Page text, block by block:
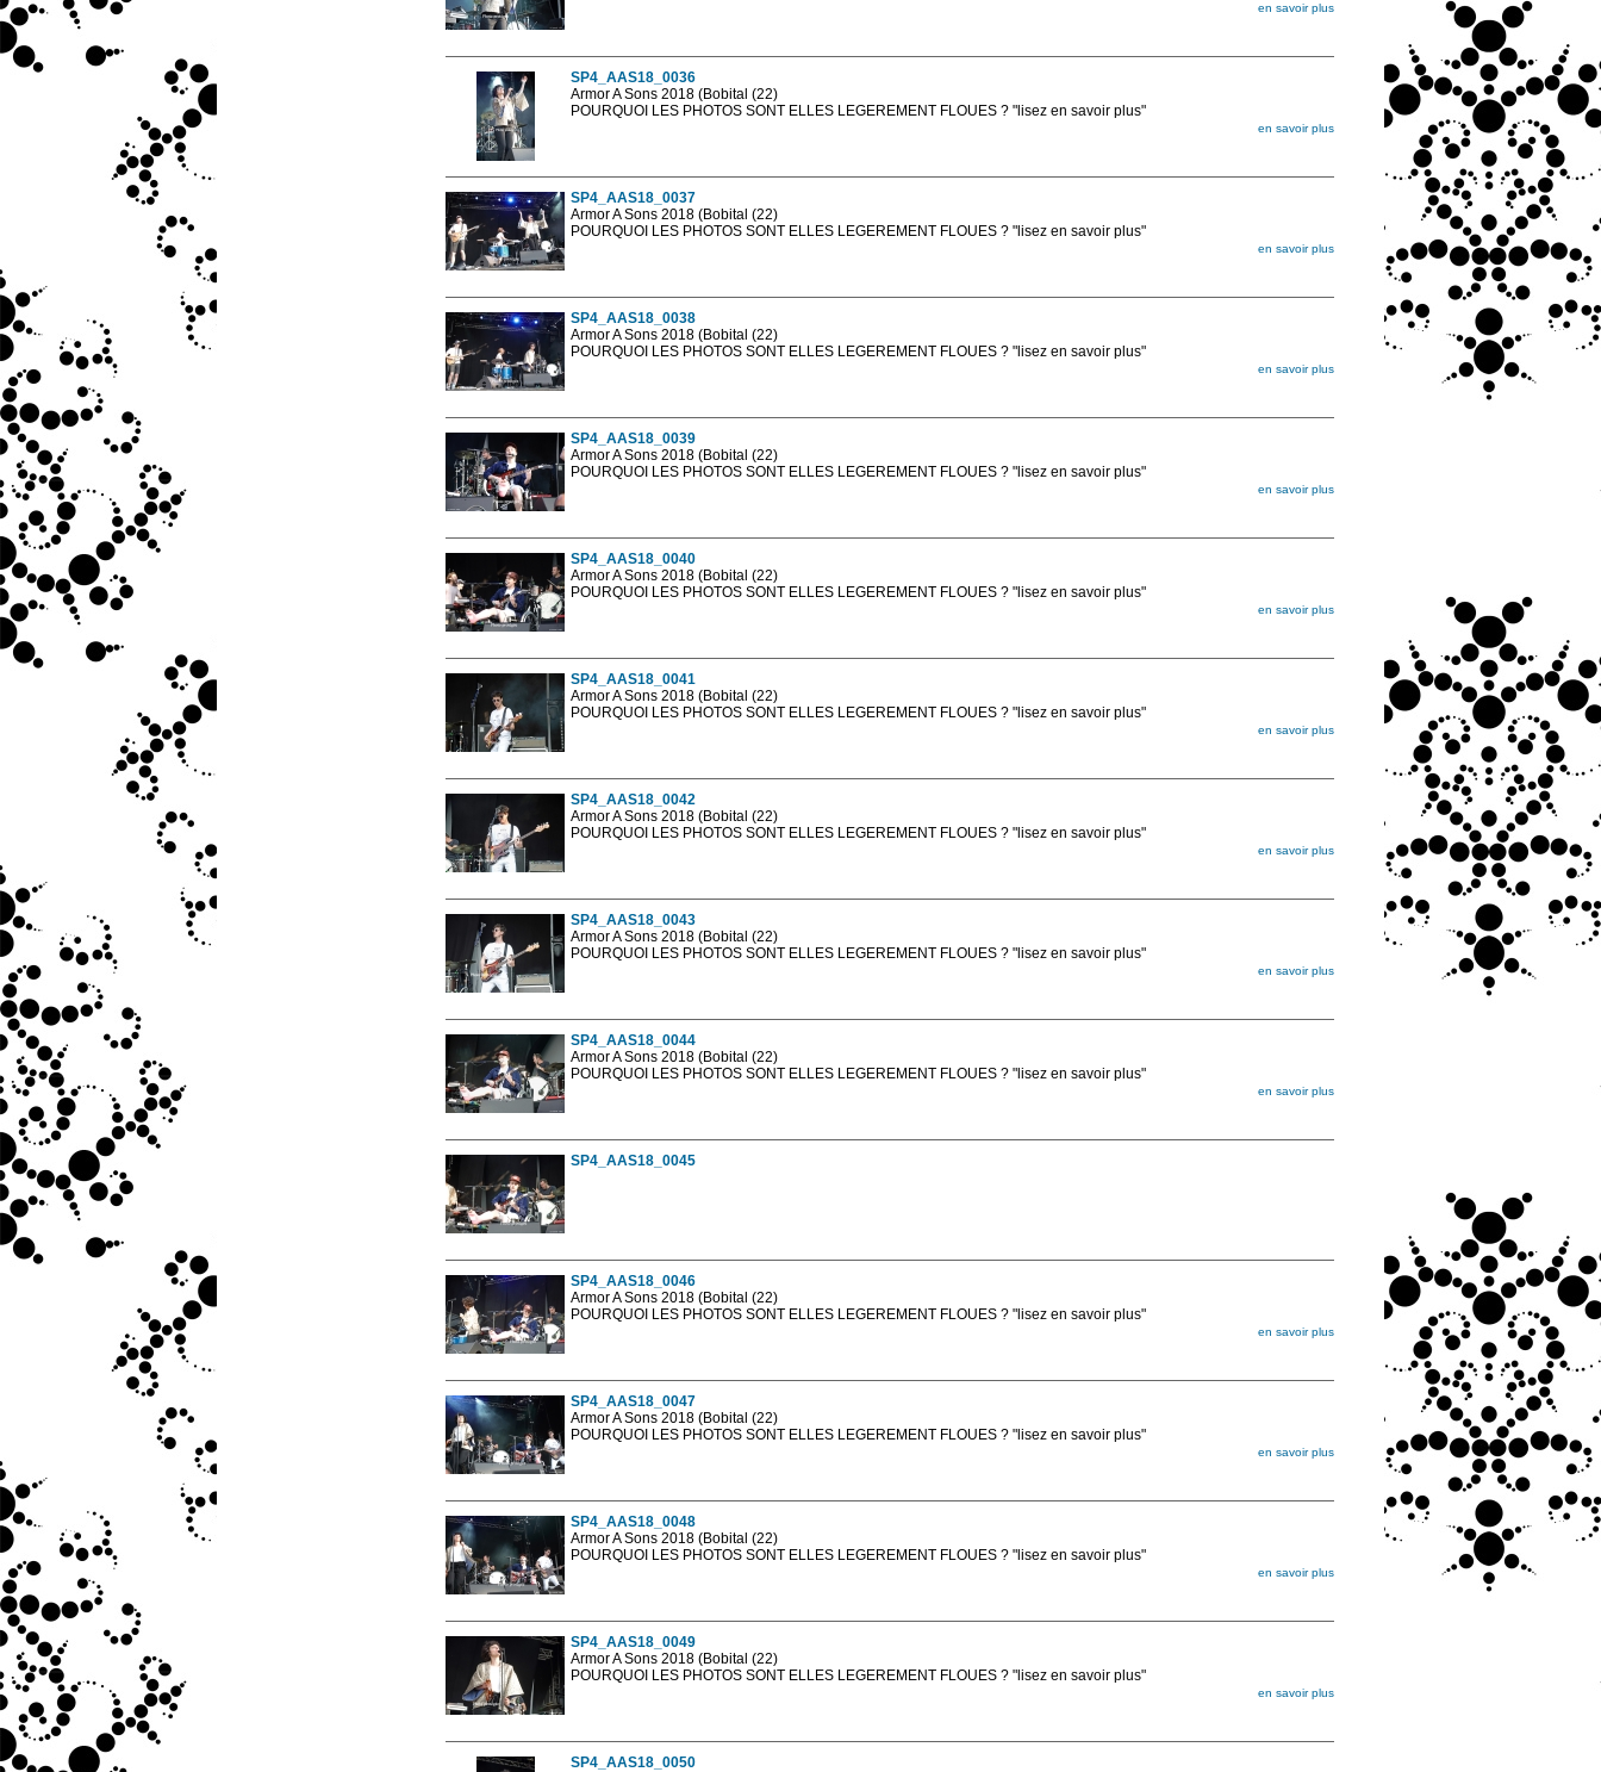
en savoir plus
SP4_AAS18_0036
Armor A Sons 2018 (Bobital (22)
POURQUOI LES PHOTOS SONT ELLES LEGEREMENT FLOUES ? "lisez en savoir plus"
en savoir plus
SP4_AAS18_0037
Armor A Sons 2018 (Bobital (22)
POURQUOI LES PHOTOS SONT ELLES LEGEREMENT FLOUES ? "lisez en savoir plus"
en savoir plus
SP4_AAS18_0038
Armor A Sons 2018 (Bobital (22)
POURQUOI LES PHOTOS SONT ELLES LEGEREMENT FLOUES ? "lisez en savoir plus"
en savoir plus
SP4_AAS18_0039
Armor A Sons 2018 (Bobital (22)
POURQUOI LES PHOTOS SONT ELLES LEGEREMENT FLOUES ? "lisez en savoir plus"
en savoir plus
SP4_AAS18_0040
Armor A Sons 2018 (Bobital (22)
POURQUOI LES PHOTOS SONT ELLES LEGEREMENT FLOUES ? "lisez en savoir plus"
en savoir plus
SP4_AAS18_0041
Armor A Sons 2018 (Bobital (22)
POURQUOI LES PHOTOS SONT ELLES LEGEREMENT FLOUES ? "lisez en savoir plus"
en savoir plus
SP4_AAS18_0042
Armor A Sons 2018 (Bobital (22)
POURQUOI LES PHOTOS SONT ELLES LEGEREMENT FLOUES ? "lisez en savoir plus"
en savoir plus
SP4_AAS18_0043
Armor A Sons 2018 (Bobital (22)
POURQUOI LES PHOTOS SONT ELLES LEGEREMENT FLOUES ? "lisez en savoir plus"
en savoir plus
SP4_AAS18_0044
Armor A Sons 2018 (Bobital (22)
POURQUOI LES PHOTOS SONT ELLES LEGEREMENT FLOUES ? "lisez en savoir plus"
en savoir plus
SP4_AAS18_0045
SP4_AAS18_0046
Armor A Sons 2018 (Bobital (22)
POURQUOI LES PHOTOS SONT ELLES LEGEREMENT FLOUES ? "lisez en savoir plus"
en savoir plus
SP4_AAS18_0047
Armor A Sons 2018 (Bobital (22)
POURQUOI LES PHOTOS SONT ELLES LEGEREMENT FLOUES ? "lisez en savoir plus"
en savoir plus
SP4_AAS18_0048
Armor A Sons 2018 (Bobital (22)
POURQUOI LES PHOTOS SONT ELLES LEGEREMENT FLOUES ? "lisez en savoir plus"
en savoir plus
SP4_AAS18_0049
Armor A Sons 2018 (Bobital (22)
POURQUOI LES PHOTOS SONT ELLES LEGEREMENT FLOUES ? "lisez en savoir plus"
en savoir plus
SP4_AAS18_0050